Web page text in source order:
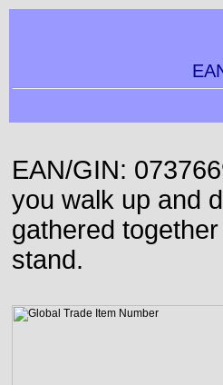
EAN/GIN:
you walk up and
gathered
stand.